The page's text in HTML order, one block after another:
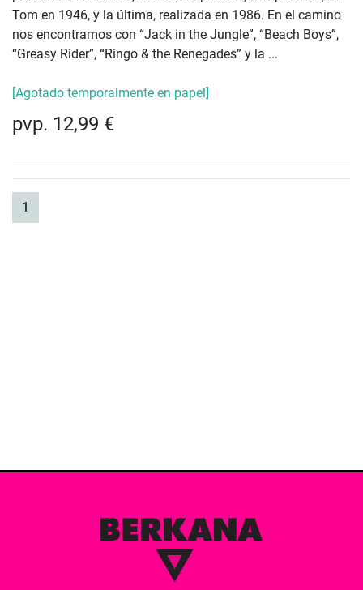
Tom en 1946, y la última, realizada en 1986. En el camino
nos encontramos con “Jack in the Jungle”, “Beach Boys”,
“Greasy Rider”, “Ringo & the Renegades” y la ...
[Agotado temporalmente en papel]
pvp. 12,99 €
1